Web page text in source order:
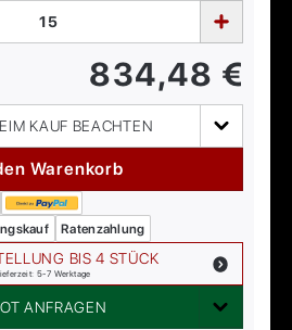
834,48 €
KAUF BEACHTEN
Warenkorb
Ratenzahlung
BIS 4 STÜCK
5-7 Werktage
ANFRAGEN